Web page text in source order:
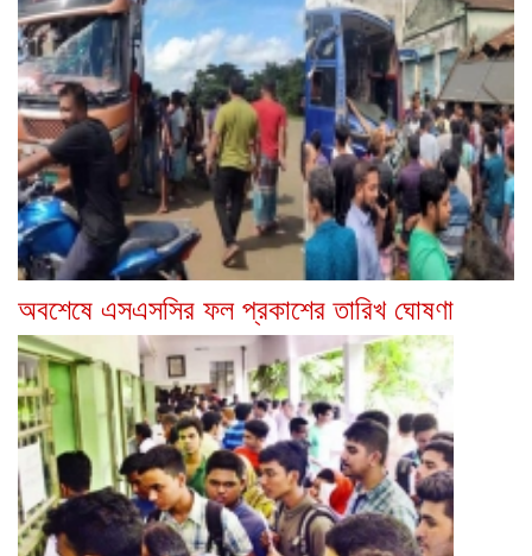
অবশেষে এসএসসির ফল প্রকাশের তারিখ ঘোষণা